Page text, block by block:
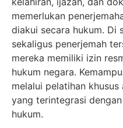
memerlukan
diakui secara hukum. Di
sekaligus penerjemah
mereka memiliki izin
hukum negara.
melalui pelatihan
yang terintegrasi
hukum.